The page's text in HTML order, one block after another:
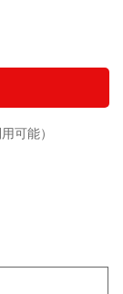
可能）